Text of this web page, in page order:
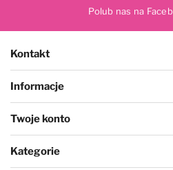
Polub nas na
Kontakt
Informacje
Twoje konto
Kategorie